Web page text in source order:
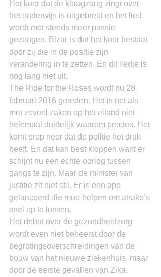
Het koor dat de klaagzang zingt over
het onderwijs is uitgebreid en het lied
wordt met steeds meer passie
gezongen. Bizar is dat het koor bestaat
door zij die in de positie zijn
verandering in te zetten. En dit liedje is
nog lang niet uit.
The Ride for the Roses wordt nu 28
februari 2016 gereden. Het is net als
met zoveel zaken op het eiland niet
helemaal duidelijk waarom precies. Het
komt erop neer dat de politie het druk
heeft. En dat kan best kloppen want er
schijnt nu een echte oorlog tussen
gangs te zijn. Maar de minister van
justitie zit niet stil. Er is een app
gelanceerd die moe helpen om atrako’s
snel op te lossen.
Het debat over de gezondheidzorg
wordt even niet beheerst door de
begrotingsoverschreidingen van de
bouw van het nieuwe ziekenhuis, maar
door de eerste gevallen van Zika.